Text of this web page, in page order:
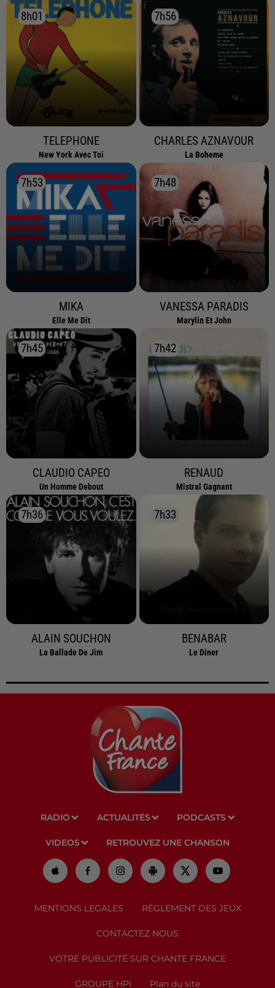
8h01
8h01
TELEPHONE
New York Avec Toi
7h56
7h56
CHARLES AZNAVOUR
La Boheme
7h53
7h53
MIKA
Elle Me Dit
7h48
7h48
VANESSA PARADIS
Marylin Et John
7h45
7h45
CLAUDIO CAPEO
Un Homme Debout
7h42
7h42
RENAUD
Mistral Gagnant
7h36
7h36
ALAIN SOUCHON
La Ballade De Jim
7h33
7h33
BENABAR
Le Diner
RADIO ACTUALITÉS PODCASTS
VIDEOS RETROUVEZ UNE CHANSON
MENTIONS LEGALES RÈGLEMENT DES JEUX
CONTACTEZ NOUS
VOTRE PUBLICITÉ SUR CHANTE FRANCE
GROUPE HPI Plan du site